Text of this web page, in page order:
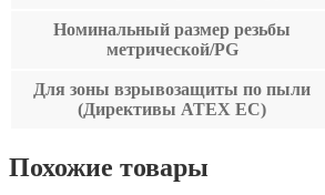
Номинальный размер резьбы
метрической/PG
Для зоны взрывозащиты по пыли
(Директивы ATEX ЕС)
Похожие товары